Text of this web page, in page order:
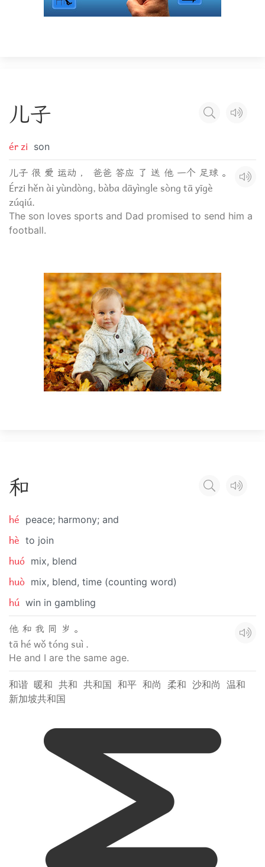
儿子
ér zi son
儿子 很 爱 运动 ， 爸爸 答应 了 送 他 一个 足球 。
Érzi hěn ài yùndòng, bàba dāyìngle sòng tā yīgè
zúqiú.
The son loves sports and Dad promised to send him a
football.
和
hé peace; harmony; and
hè to join
huó mix, blend
huò mix, blend, time (counting word)
hú win in gambling
他 和 我 同 岁 。
tā hé wǒ tóng suì .
He and I are the same age.
和谐 暖和 共和 共和国 和平 和尚 柔和 沙和尚 温和
新加坡共和国